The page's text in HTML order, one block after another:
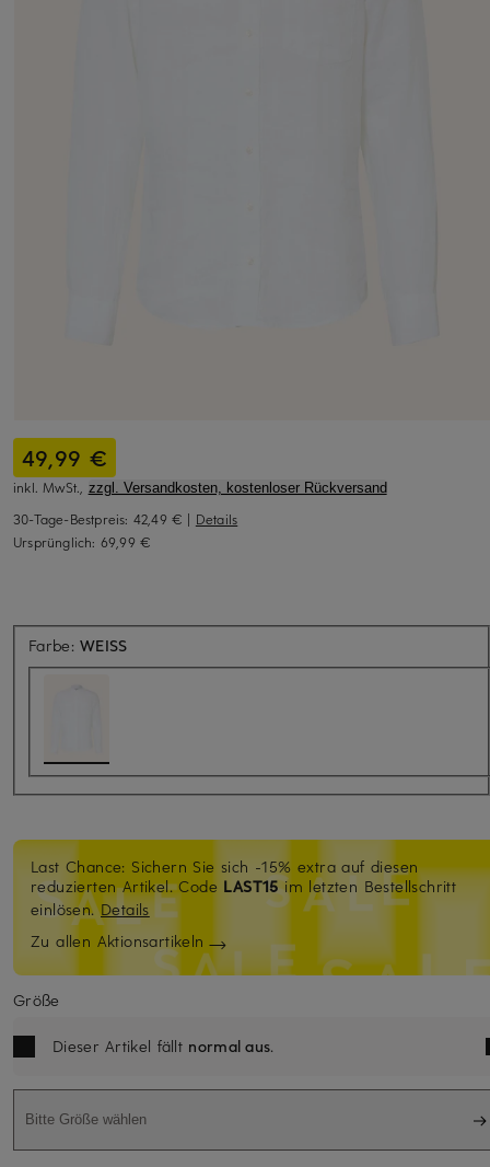
49,99 €
inkl. MwSt., zzgl. Versandkosten, kostenloser Rückversand
30-Tage-Bestpreis: 42,49 € | Details
Ursprünglich: 69,99 €
Farbe:WEISS
Last Chance: Sichern Sie sich -15% extra auf diesen
reduzierten Artikel. Code LAST15im letzten Bestellschritt
einlösen.Details
Zu allen Aktionsartikeln
Größe
Dieser Artikel fällt normal aus.
Bitte Größe wählen